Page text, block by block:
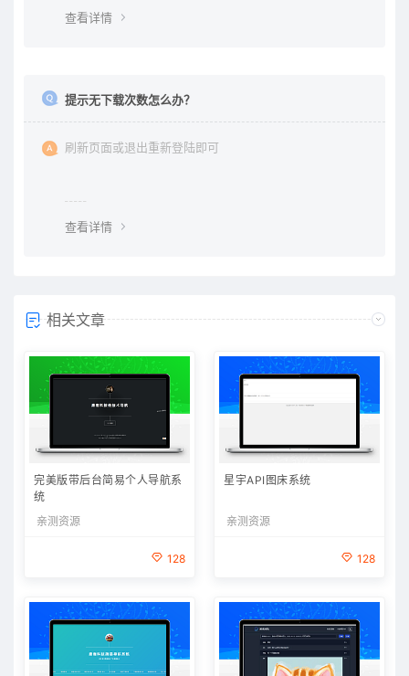
查看详情
提示无下载次数怎么办？
刷新页面或退出重新登陆即可
查看详情
相关文章
完美版带后台简易个人导航系
统
亲测资源
128
星宇API图床系统
亲测资源
128